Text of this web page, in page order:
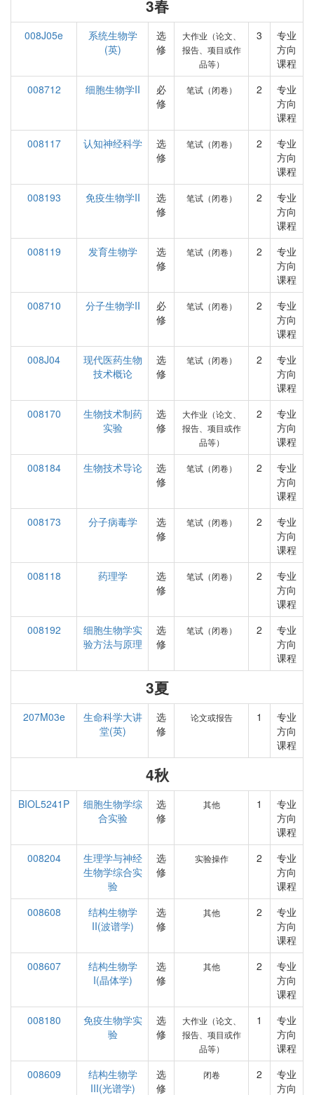
3春
008J05e
系统生物学
(英)
选
修
大作业（论文、
报告、项目或作
品等）
3
专业
方向
课程
008712
细胞生物学II
必
修
笔试（闭卷） 2
专业
方向
课程
008117
认知神经科学
选
修
笔试（闭卷） 2
专业
方向
课程
008193
免疫生物学II
选
修
笔试（闭卷） 2
专业
方向
课程
008119
发育生物学
选
修
笔试（闭卷） 2
专业
方向
课程
008710
分子生物学II
必
修
笔试（闭卷） 2
专业
方向
课程
008J04
现代医药生物
技术概论
选
修
笔试（闭卷） 2
专业
方向
课程
008170
生物技术制药
实验
选
修
大作业（论文、
报告、项目或作
品等）
2
专业
方向
课程
008184
生物技术导论
选
修
笔试（闭卷） 2
专业
方向
课程
008173
分子病毒学
选
修
笔试（闭卷） 2
专业
方向
课程
008118
药理学
选
修
笔试（闭卷） 2
专业
方向
课程
008192
细胞生物学实
验方法与原理
选
修
笔试（闭卷） 2
专业
方向
课程
3夏
207M03e
生命科学大讲
堂(英)
选
修
论文或报告 1
专业
方向
课程
4秋
BIOL5241P
细胞生物学综
合实验
选
修
其他 1
专业
方向
课程
008204
生理学与神经
生物学综合实
验
选
修
实验操作 2
专业
方向
课程
008608
结构生物学
II(波谱学)
选
修
其他 2
专业
方向
课程
008607
结构生物学
I(晶体学)
选
修
其他 2
专业
方向
课程
008180
免疫生物学实
验
选
修
大作业（论文、
报告、项目或作
品等）
1
专业
方向
课程
008609
结构生物学
III(光谱学)
选
修
闭卷 2
专业
方向